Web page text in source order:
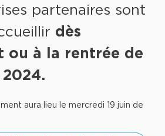
partenaires sont
dès
ou à la rentrée de
aura lieu le mercredi 19 juin de